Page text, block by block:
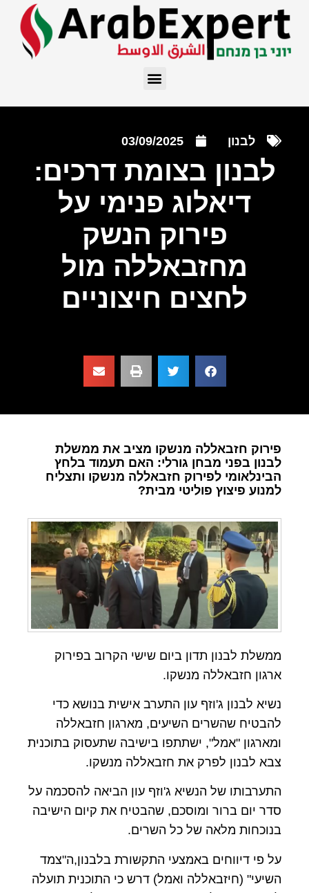
לבנון 03/09/2025
לבנון בצומת דרכים:
דיאלוג פנימי על
פירוק הנשק
מחזבאללה מול
לחצים חיצוניים
פירוק חזבאללה מנשקו מציב את ממשלת
לבנון בפני מבחן גורלי: האם תעמוד בלחץ
הבינלאומי לפירוק חזבאללה מנשקו ותצליח
למנוע פיצוץ פוליטי מבית?
ממשלת לבנון תדון ביום שישי הקרוב בפירוק
ארגון חזבאללה מנשקו.
נשיא לבנון ג'וזף עון התערב אישית בנושא כדי
להבטיח שהשרים השיעים, מארגון חזבאללה
ומארגון "אמל", ישתתפו בישיבה שתעסוק בתוכנית
צבא לבנון לפרק את חזבאללה מנשקו.
התערבותו של הנשיא ג'וזף עון הביאה להסכמה על
סדר יום ברור ומוסכם, שהבטיח את קיום הישיבה
בנוכחות מלאה של כל השרים.
על פי דיווחים באמצעי התקשורת בלבנון,ה"צמד
השיעי" (חיזבאללה ואמל) דרש כי התוכנית תועלה